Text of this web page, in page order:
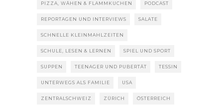
PIZZA, WÄHEN & FLAMMKUCHEN PODCAST
REPORTAGEN UND INTERVIEWS SALATE
SCHNELLE KLEINMAHLZEITEN
SCHULE, LESEN & LERNEN SPIEL UND SPORT
SUPPEN TEENAGER UND PUBERTÄT TESSIN
UNTERWEGS ALS FAMILIE USA
ZENTRALSCHWEIZ ZÜRICH ÖSTERREICH